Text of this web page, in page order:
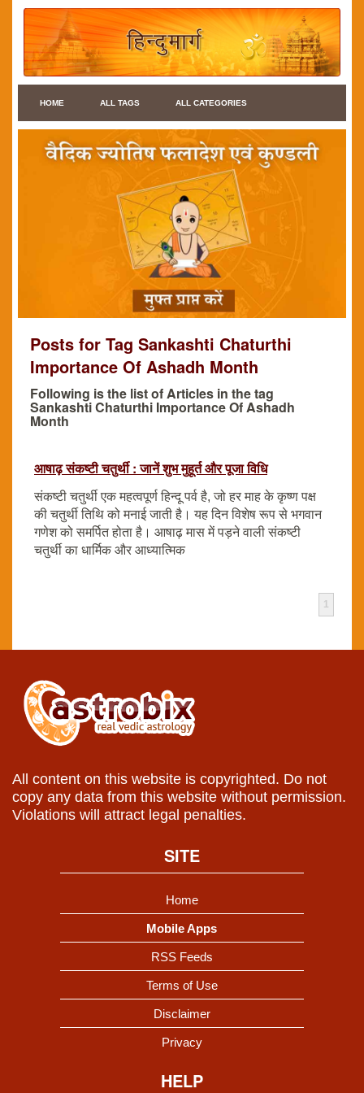
HOME ALL TAGS ALL CATEGORIES
Posts for Tag Sankashti Chaturthi
Importance Of Ashadh Month
Following is the list of Articles in the tag
Sankashti Chaturthi Importance Of Ashadh
Month
आषाढ़ संकष्टी चतुर्थी : जानें शुभ मुहूर्त और पूजा विधि
संकष्टी चतुर्थी एक महत्वपूर्ण हिन्दू पर्व है, जो हर माह के कृष्ण पक्ष
की चतुर्थी तिथि को मनाई जाती है। यह दिन विशेष रूप से भगवान
गणेश को समर्पित होता है। आषाढ़ मास में पड़ने वाली संकष्टी
चतुर्थी का धार्मिक और आध्यात्मिक
1
All content on this website is copyrighted. Do not
copy any data from this website without permission.
Violations will attract legal penalties.
SITE
Home
Mobile Apps
RSS Feeds
Terms of Use
Disclaimer
Privacy
HELP